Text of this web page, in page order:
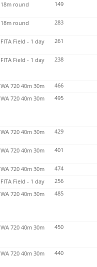
18m round 149
18m round 283
FITA Field - 1 day 261
FITA Field - 1 day 238
WA 720 40m 30m
466
WA 720 40m 30m 495
WA 720 40m 30m 429
WA 720 40m 30m 401
WA 720 40m 30m
474
FITA Field - 1 day
256
WA 720 40m 30m 485
WA 720 40m 30m 450
WA 720 40m 30m 440